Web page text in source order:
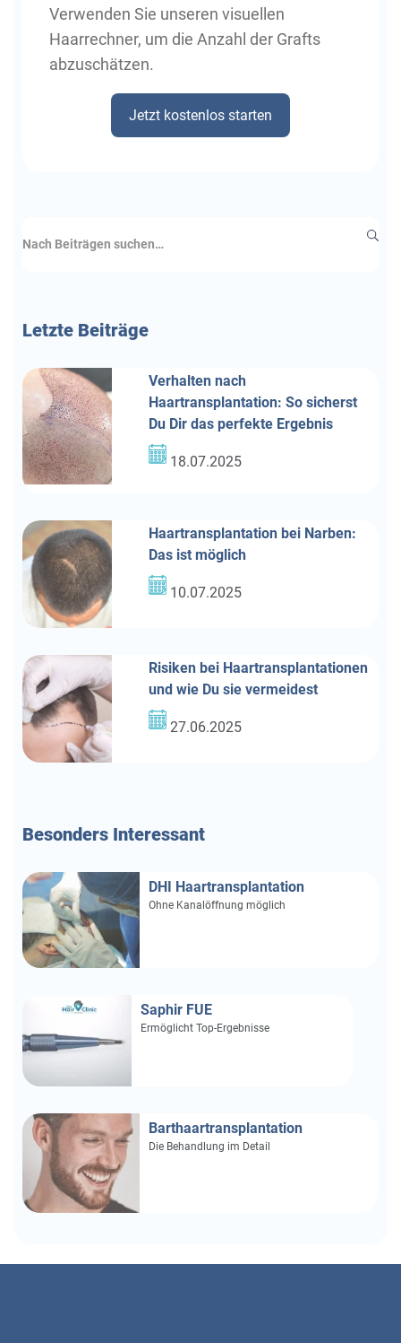
Verwenden Sie unseren visuellen
Haarrechner, um die Anzahl der Grafts
abzuschätzen.
Jetzt kostenlos starten
Letzte Beiträge
Verhalten nach
Haartransplantation: So sicherst
Du Dir das perfekte Ergebnis
18.07.2025
Haartransplantation bei Narben:
Das ist möglich
10.07.2025
Risiken bei Haartransplantationen
und wie Du sie vermeidest
27.06.2025
Besonders Interessant
DHI Haartransplantation
Ohne Kanalöffnung möglich
Saphir FUE
Ermöglicht Top-Ergebnisse
Barthaartransplantation
Die Behandlung im Detail